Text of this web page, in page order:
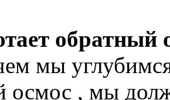
обратный
мы углубимся
осмос , мы